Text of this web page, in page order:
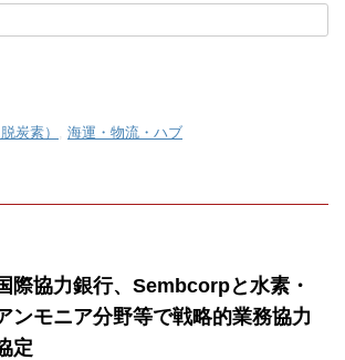
炭素） 海運・物流・ハブ
際協力銀行、Sembcorpと水素・
ンモニア分野等で戦略的業務協力
定